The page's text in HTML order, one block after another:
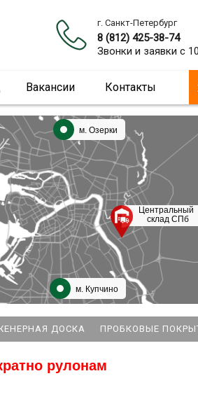
г. Санкт-Петербург
8 (812) 425-38-74
Звонки и заявки с
Вакансии Контакты
м. Озерки
м. Купчино
Центральный
склад СПб
ДОСКА ПРОБКОВЫЕ
рулонам